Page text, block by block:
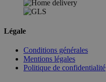
Légale
Conditions générales
Mentions légales
Politique de confidentialité